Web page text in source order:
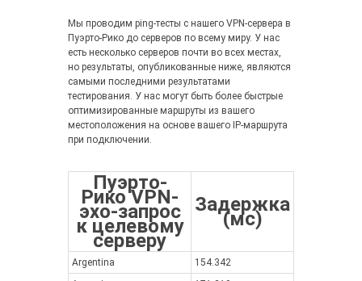
Мы проводим ping-тесты с нашего VPN-сервера в
Пуэрто-Рико до серверов по всему миру. У нас
есть несколько серверов почти во всех местах,
но результаты, опубликованные ниже, являются
самыми последними результатами
тестирования. У нас могут быть более быстрые
оптимизированные маршруты из вашего
местоположения на основе вашего IP-маршрута
при подключении.
Пуэрто-
Рико VPN-
эхо-запрос
к целевому
серверу
Задержка
(мс)
Argentina
154.342